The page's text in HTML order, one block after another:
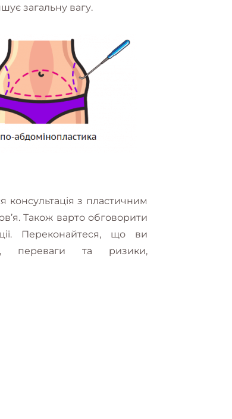
загальну вагу.
консультація з пластичним
Також варто обговорити
Переконайтеся, що ви
переваги та ризики,